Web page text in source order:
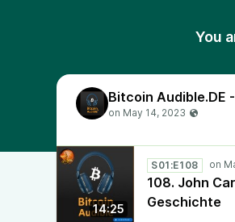
You
14:25
S01:E108
108. John
Geschichte